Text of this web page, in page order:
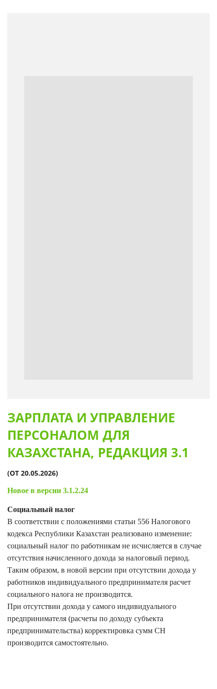
ЗАРПЛАТА И УПРАВЛЕНИЕ
ПЕРСОНАЛОМ ДЛЯ
КАЗАХСТАНА, РЕДАКЦИЯ 3.1
(ОТ 20.05.2026)
Новое в версии 3.1.2.24
Социальный налог
В соответствии с положениями статьи 556 Налогового
кодекса Республики Казахстан реализовано изменение:
социальный налог по работникам не исчисляется в случае
отсутствия начисленного дохода за налоговый период.
Таким образом, в новой версии при отсутствии дохода у
работников индивидуального предпринимателя расчет
социального налога не производится.
При отсутствии дохода у самого индивидуального
предпринимателя (расчеты по доходу субъекта
предпринимательства) корректировка сумм СН
производится самостоятельно.